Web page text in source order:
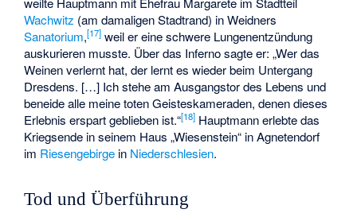
Wachwitz (am damaligen Stadtrand) in Weidners
Sanatorium,[17] weil er eine schwere Lungenentzündung
auskurieren musste. Über das Inferno sagte er: „Wer das
Weinen verlernt hat, der lernt es wieder beim Untergang
Dresdens. […] Ich stehe am Ausgangstor des Lebens und
beneide alle meine toten Geisteskameraden, denen dieses
Erlebnis erspart geblieben ist.“[18] Hauptmann erlebte das
Kriegsende in seinem Haus „Wiesenstein“ in Agnetendorf
im Riesengebirge in Niederschlesien.
Tod und Überführung